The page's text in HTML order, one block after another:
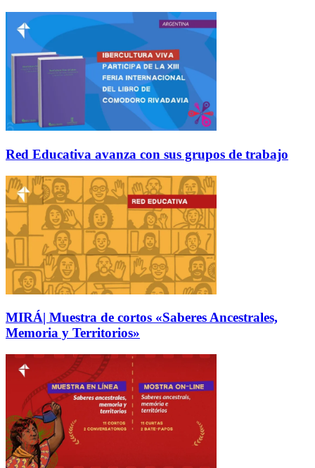
Red Educativa avanza con sus grupos de trabajo
MIRÁ| Muestra de cortos «Saberes Ancestrales,
Memoria y Territorios»